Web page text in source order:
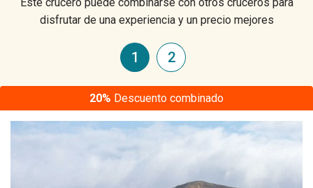
disfrutar de una experiencia y un precio mejores
1 2
20% Descuento combinado